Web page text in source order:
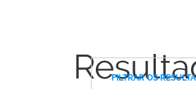
FILTRAR OS